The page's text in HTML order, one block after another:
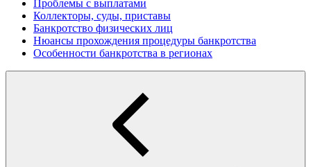
Проблемы с выплатами
Коллекторы, суды, приставы
Банкротство физических лиц
Нюансы прохождения процедуры банкротства
Особенности банкротства в регионах